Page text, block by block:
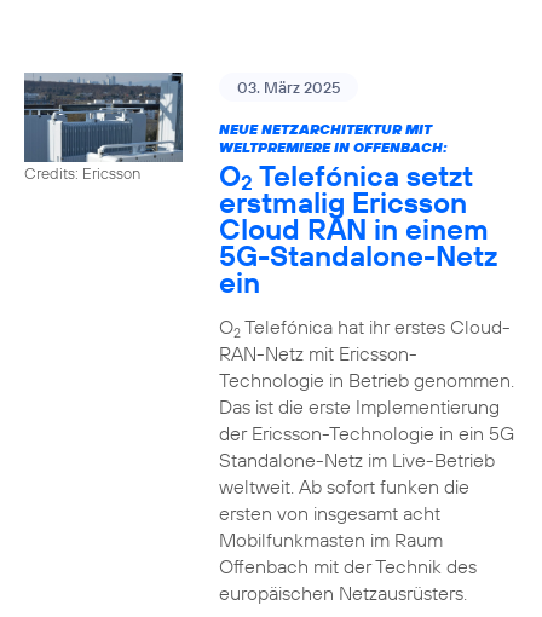
Credits: Ericsson
03. März 2025
NEUE NETZARCHITEKTUR MIT
WELTPREMIERE IN OFFENBACH:
O2 Telefónica setzt
erstmalig Ericsson
Cloud RAN in einem
5G-Standalone-Netz
ein
O2Telefónica hat ihr erstes Cloud-
RAN-Netz mit Ericsson-
Technologie in Betrieb genommen.
Das ist die erste Implementierung
der Ericsson-Technologie in ein 5G
Standalone-Netz im Live-Betrieb
weltweit. Ab sofort funken die
ersten von insgesamt acht
Mobilfunkmasten im Raum
Offenbach mit der Technik des
europäischen Netzausrüsters.